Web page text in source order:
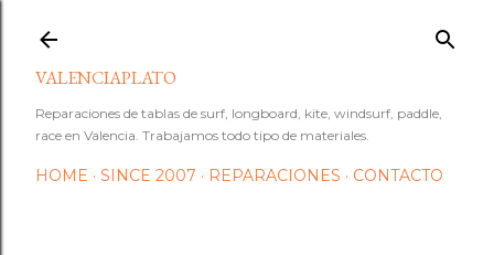
VALENCIAPLATO
Reparaciones de tablas de surf, longboard, kite, windsurf, paddle,
race en Valencia. Trabajamos todo tipo de materiales.
HOME SINCE 2007 REPARACIONES CONTACTO